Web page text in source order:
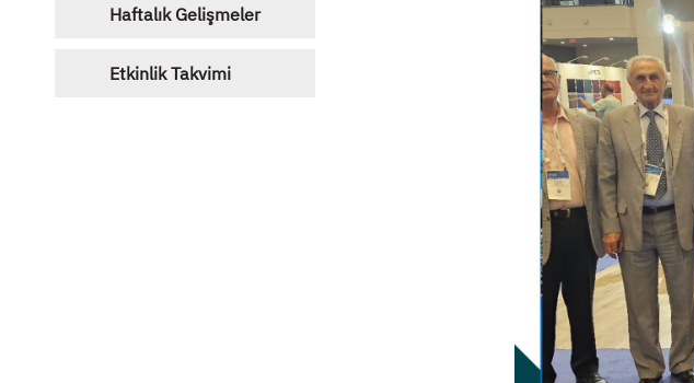
Haftalık Gelişmeler
Etkinlik Takvimi